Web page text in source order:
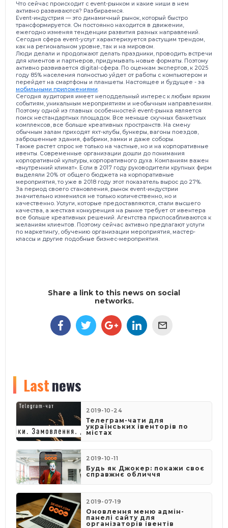
Что сейчас происходит с event-рынком и какие ниши в нем
активно развиваются? Разбираемся.
Event-индустрия — это динамичный рынок, который быстро
трансформируется. Он постоянно находится в движении,
ежегодно изменяя тенденции развития разных направлений.
Сегодня сфера event-услуг характеризуется растущим трендом,
как на региональном уровне, так и на мировом.
Люди делали и продолжают делать праздники, проводить встречи
для клиентов и партнеров, придумывать новые форматы. Поэтому
активно развивается digital-сфера. По оценкам экспертов, к 2025
году 85% населения полностью уйдет от работы с компьютером и
перейдет на смартфоны и планшеты. Настоящее и будущее - за
мобильными приложениями.
Сегодня аудитория имеет неподдельный интерес к любым ярким
событиям, уникальным мероприятиям и необычным направлениям.
Поэтому одной из главных особенностей event-рынка является
поиск нестандартных площадок. Все меньше скучных банкетных
комплексов, все больше креативных пространств. На смену
обычным залам приходят яхт-клубы, бункеры, вагоны поездов,
заброшенные здания, фабрики, замки и даже соборы.
Также растет спрос не только на частные, но и на корпоративные
ивенты. Современные организации дошли до понимания
корпоративной культуры, корпоративного духа. Компаниям важен
«внутренний климат». Если в 2017 году руководители крупных фирм
выделяли 20% от общего бюджета на корпоративные
мероприятия, то уже в 2018 году этот показатель вырос до 27%.
За период своего становления, рынок event-индустрии
значительно изменился не только количественно, но и
качественно. Услуги, которые предоставляются, стали высшего
качества, а жесткая конкуренция на рынке требует от ивентера
все больше креативных решений. Агентства приспосабливаются к
желаниям клиентов. Поэтому сейчас активно предлагают услуги
по маркетингу, обучению организации мероприятия, мастер-
классы и другие подобные бизнес-мероприятия.
Share a link to this news on social
networks.
Lastnews
2019-10-24
Телеграм-чати для
українських івенторів по
містах
2019-10-11
Будь як Джокер: покажи своє
справжнє обличчя
2019-07-19
Оновлення меню адмін-
панелі сайту для
організаторів івентів